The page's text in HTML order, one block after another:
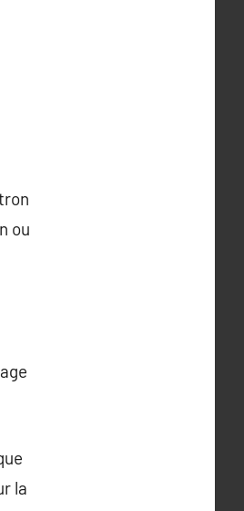
ou
la